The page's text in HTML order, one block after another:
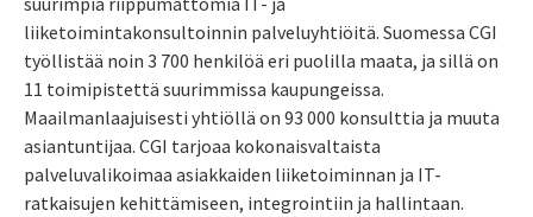
liiketoimintakonsultoinnin palveluyhtiöitä. Suomessa CGI
työllistää noin 3 700 henkilöä eri puolilla maata, ja sillä on
11 toimipistettä suurimmissa kaupungeissa.
Maailmanlaajuisesti yhtiöllä on 93 000 konsulttia ja muuta
asiantuntijaa. CGI tarjoaa kokonaisvaltaista
palveluvalikoimaa asiakkaiden liiketoiminnan ja IT-
ratkaisujen kehittämiseen, integrointiin ja hallintaan.